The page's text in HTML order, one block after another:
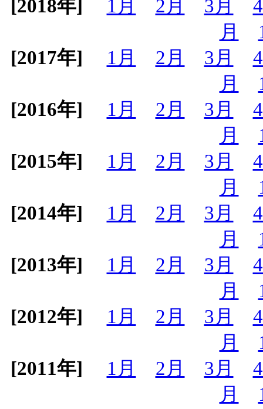
[2018年] 1月 2月 3月
月
[2017年]
1月 2月 3月
月
[2016年]
1月 2月 3月
月
[2015年]
1月 2月 3月
月
[2014年]
1月 2月 3月
月
[2013年]
1月 2月 3月
月
[2012年]
1月 2月 3月
月
[2011年]
1月 2月 3月
月